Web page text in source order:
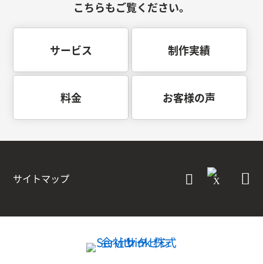
こちらもご覧ください。
サービス 制作実績
料金 お客様の声
サイトマップ